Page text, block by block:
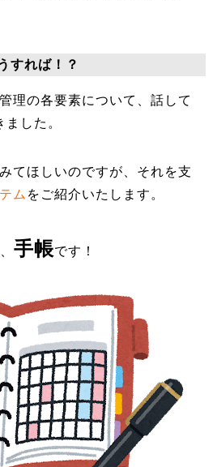
すれば！？
理の各要素について、話して
ました。
てほしいのですが、それを支
ム をご紹介いたします。
手帳です！